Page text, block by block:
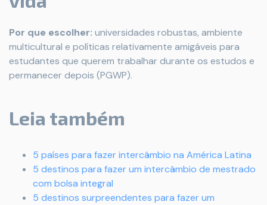
Por que escolher: universidades robustas, ambiente
multicultural e políticas relativamente amigáveis para
estudantes que querem trabalhar durante os estudos e
permanecer depois (PGWP).
Leia também
5 países para fazer intercâmbio na América Latina
5 destinos para fazer um intercâmbio de mestrado
com bolsa integral
5 destinos surpreendentes para fazer um